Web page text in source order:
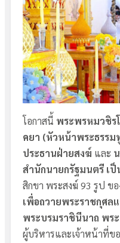
โอกาสนี้ พระพรหมวชิร
คยา (หัวหน้าพระธรร
ประธานฝ่ายสงฆ์ และ
สำนักนายกรัฐมนตรี เ
สิกขา พระสงฆ์ 93 รูป ขอ
เพื่อถวายพระราชกุศล
พระบรมราชินีนาถ พร
ผู้บริหารและเจ้าหน้าที่ข